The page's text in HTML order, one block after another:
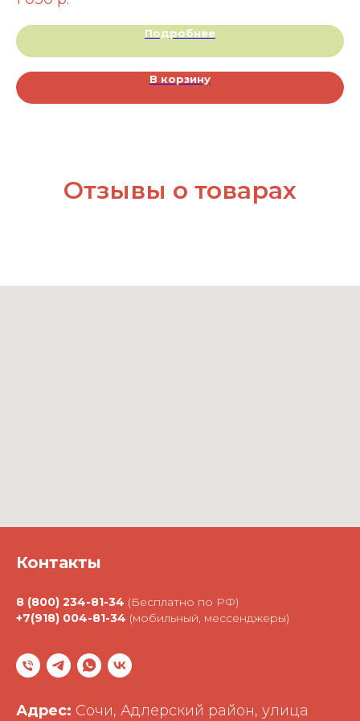
Подробнее
В корзину
Отзывы о товарах
Контакты
8 (800) 234-81-34 (Бесплатно по РФ)
+7(918) 004-81-34 (мобильный, мессенджеры)
Адрес: Сочи, Адлерский район, улица